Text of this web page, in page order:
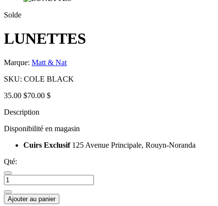
Solde
LUNETTES
Marque: Matt & Nat
SKU: COLE BLACK
35.00 $70.00 $
Description
Disponibilité en magasin
Cuirs Exclusif 125 Avenue Principale, Rouyn-Noranda
Qté:
Ajouter au panier